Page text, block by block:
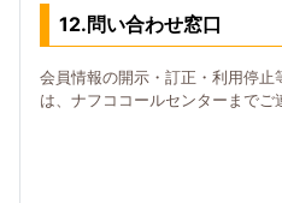
12.問い合わせ窓口
会員情報の開示・訂正・利用停
は、ナフココールセンターまでご